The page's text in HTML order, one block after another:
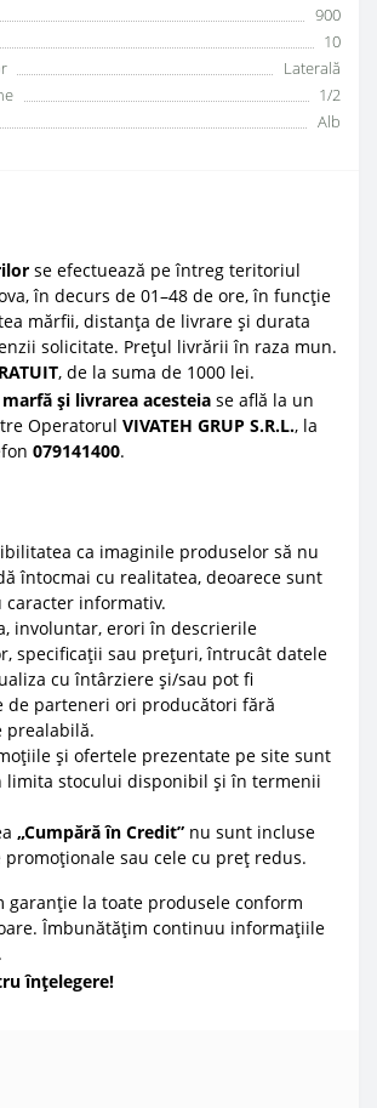
900
10
Laterală
1/2
Alb
se efectuează pe întreg teritoriul
în decurs de 01–48 de ore, în funcție
mărfii, distanța de livrare și durata
solicitate. Prețul livrării în raza mun.
, de la suma de 1000 lei.
și livrarea acesteia se află la un
Operatorul VIVATEH GRUP S.R.L., la
079141400.
ca imaginile produselor să nu
întocmai cu realitatea, deoarece sunt
caracter informativ.
involuntar, erori în descrierile
specificații sau prețuri, întrucât datele
cu întârziere și/sau pot fi
de parteneri ori producători fără
și ofertele prezentate pe site sunt
limita stocului disponibil și în termenii
„Cumpără în Credit” nu sunt incluse
promoționale sau cele cu preț redus.
garanție la toate produsele conform
Îmbunătățim continuu informațiile
înțelegere!